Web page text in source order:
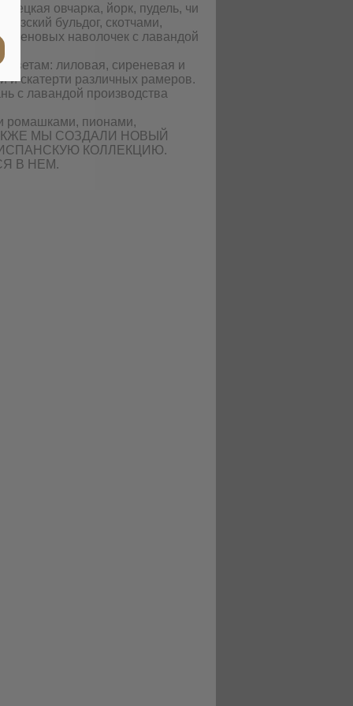
овчарка, йорк, пудель, чи
бульдог, скотчами,
наволочек с лавандой
цветам: лиловая, сиреневая и
и скатерти различных рамеров.
с лавандой производства
ромашками, пионами,
ТАКЖЕ МЫ СОЗДАЛИ НОВЫЙ
КОЛЛЕКЦИЮ.
В НЕМ.